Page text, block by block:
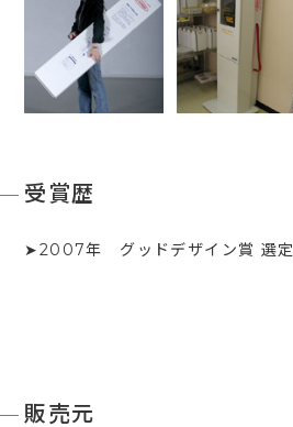
受賞歴
➤2007年 グッドデザイン賞 選定
販売元